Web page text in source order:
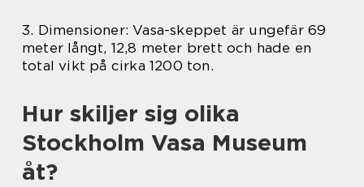
3. Dimensioner: Vasa-skeppet är ungefär 69
meter långt, 12,8 meter brett och hade en
total vikt på cirka 1200 ton.
Hur skiljer sig olika
Stockholm Vasa Museum
åt?